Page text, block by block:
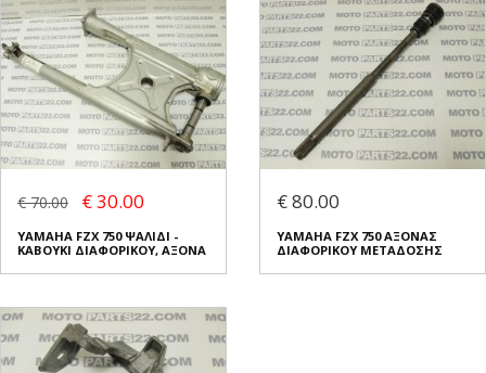
€ 70.00 € 30.00
YAMAHA FZX 750 ΨΑΛΙΔΙ -
ΚΑΒΟΥΚΙ ΔΙΑΦΟΡΙΚΟΥ, ΑΞΟΝΑ
€ 80.00
YAMAHA FZX 750 ΑΞΟΝΑΣ
ΔΙΑΦΟΡΙΚΟΥ ΜΕΤΑΔΟΣΗΣ